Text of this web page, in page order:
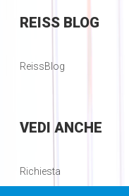
REISSBLOG
ReissBlog
VEDI ANCHE
Richiesta